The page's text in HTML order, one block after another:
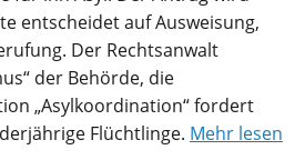
entscheidet auf Ausweisung,
Der Rechtsanwalt
der Behörde, die
„Asylkoordination“ fordert
Flüchtlinge. Mehr lesen